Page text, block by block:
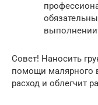
Совет! Наносить
помощи малярного
расход и облегчит